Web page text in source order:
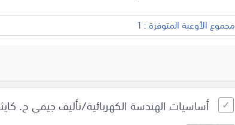
مجموع الأوعية المتوفرة : 1
أساسيات الهندسة الكهربائية/تأليف جيمي ج.